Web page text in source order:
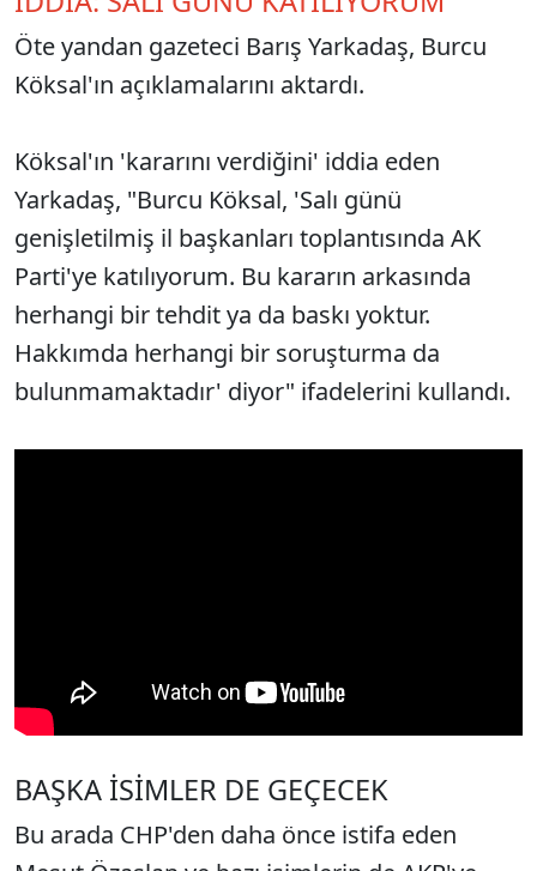
Öte yandan gazeteci Barış Yarkadaş, Burcu
Köksal'ın açıklamalarını aktardı.
Köksal'ın 'kararını verdiğini' iddia eden
Yarkadaş, "Burcu Köksal, 'Salı günü
genişletilmiş il başkanları toplantısında AK
Parti'ye katılıyorum. Bu kararın arkasında
herhangi bir tehdit ya da baskı yoktur.
Hakkımda herhangi bir soruşturma da
bulunmamaktadır' diyor" ifadelerini kullandı.
BAŞKA İSİMLER DE GEÇECEK
Bu arada CHP'den daha önce istifa eden